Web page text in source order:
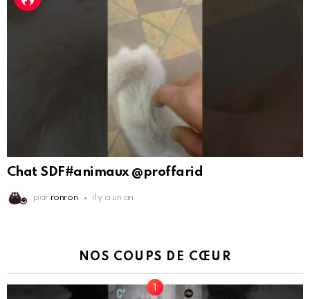
Chat SDF#animaux @proffarid
par ronron il y a un an
NOS COUPS DE CŒUR